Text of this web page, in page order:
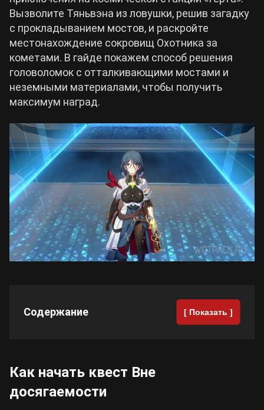
Crimson Desert
Zenless Zone Zero
Kingdom Come: Deliverance 2
Path of Exile 2
Wuthering Waves
Roblox
Hogwarts Legacy
Билды Arknights: Endfield
Билды Wuthering Waves
Билды Cyberpunk 2077
Билды Path of Exile 2
Вызволите Тяньвэна из ловушки, решив загадку
с прокладыванием мостов, и раскройте
местонахождение сокровищ Охотника за
кометами. В гайде покажем способ решения
головоломок с отталкивающими мостами и
неземными материалами, чтобы получить
максимум наград.
Содержание [ Показать ]
Как начать квест Вне
досягаемости